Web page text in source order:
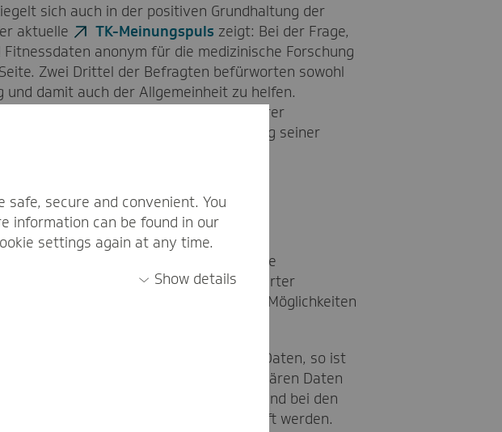
sich auch in der positiven Grundhaltung der
aktuelle
TK-Meinungspuls zeigt: Bei der Frage,
anonym für die medizinische Forschung
Zwei Drittel der Befragten befürworten sowohl
damit auch der Allgemeinheit zu helfen.
besserer Diagnosestellung schwerer
hier mit einer Weitergabe und Nutzung seiner
denn was die TK im Kern antreibt, ist die
und Analysen anonymisierter
Verfügbarkeit dieser Daten und die Möglichkeiten
dabei sektorenübergreifende Daten, so ist
ganz unterschiedlich: Bei den stationären Daten
sind es sechs Jahre und bei den
„Parallelwelten“ sollten abgeschafft werden.
secure and convenient. You
information can be found in our
settings again at any time.
Show details